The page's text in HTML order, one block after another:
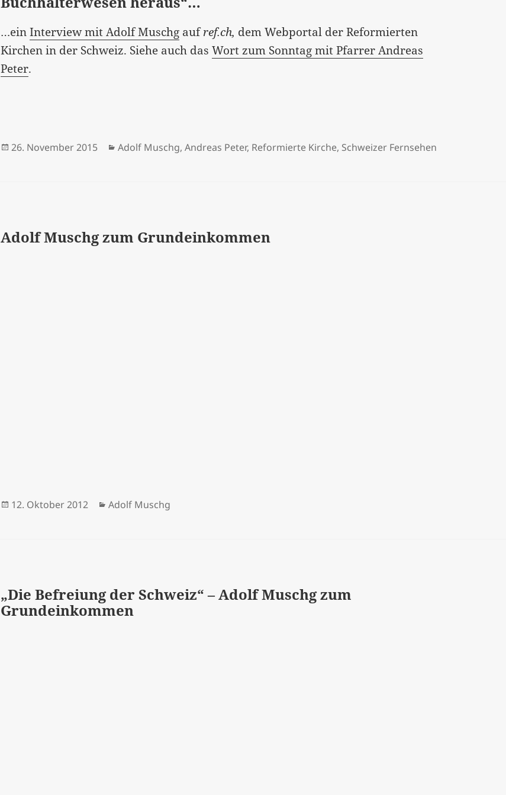
…einInterview mit Adolf Muschg aufref.ch, dem Webportal der Reformierten
Kirchen in der Schweiz. Siehe auch dasWort zum Sonntag mit Pfarrer Andreas
Peter.
Veröffentlicht
26. November 2015 Kategorien
Adolf Muschg,Andreas Peter, Reformierte Kirche, Schweizer Fernsehen
Adolf Muschg zum Grundeinkommen
Veröffentlicht
12. Oktober 2012 Kategorien
Adolf Muschg
„Die Befreiung der Schweiz“ – Adolf Muschg zum
Grundeinkommen